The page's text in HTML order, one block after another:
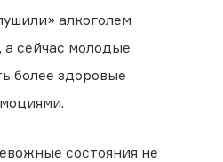
алкоголем
а сейчас молодые
более здоровые
состояния не